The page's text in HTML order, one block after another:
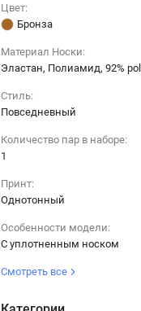
Цвет:
Бронза
Материал Носки:
Эластан, Полиамид, 92%
Стиль:
Повседневный
Количество пар в наборе:
1
Принт:
Однотонный
Особенности модели:
С уплотненным носком
Смотреть все